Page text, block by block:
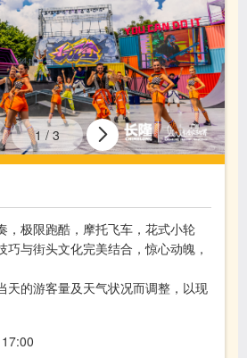
1 / 3
，极限跑酷，摩托飞车，花式小轮
巧与街头文化完美结合，惊心动魄，
天的游客量及天气状况而调整，以现